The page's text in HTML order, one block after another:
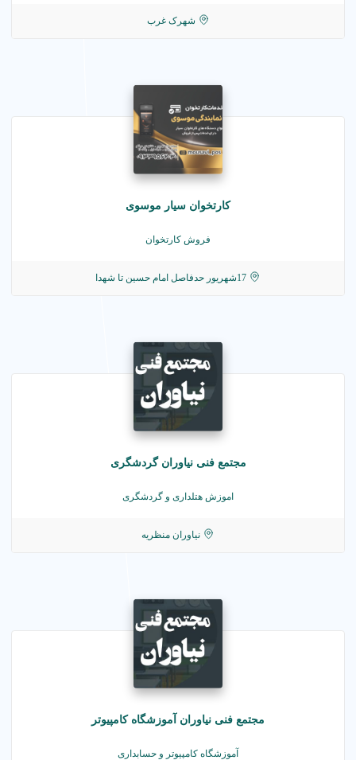
شهرک غرب
کارتخوان سیار موسوی
فروش کارتخوان
17شهریور حدفاصل امام حسین تا شهدا
مجتمع فنی نیاوران گردشگری
اموزش هتلداری و گردشگری
نیاوران منظریه
مجتمع فنی نیاوران آموزشگاه کامپیوتر
آموزشگاه کامپیوتر و حسابداری